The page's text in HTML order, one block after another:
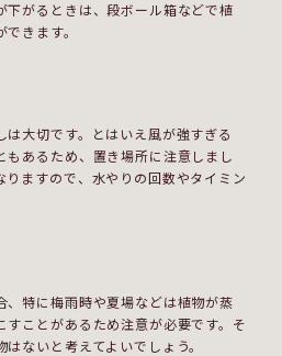
下がるときは、段ボール箱などで植
きます。
大切です。とはいえ風が強すぎる
もあるため、置き場所に注意しまし
りますので、水やりの回数やタイミン
、特に梅雨時や夏場などは植物が蒸
ことがあるため注意が必要です。そ
ないと考えてよいでしょう。